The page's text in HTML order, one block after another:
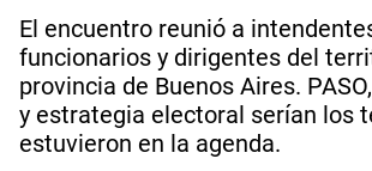
El encuentro reunió a
funcionarios y dirigentes del
provincia de Buenos Aires.
y estrategia electoral serían los
estuvieron en la agenda.